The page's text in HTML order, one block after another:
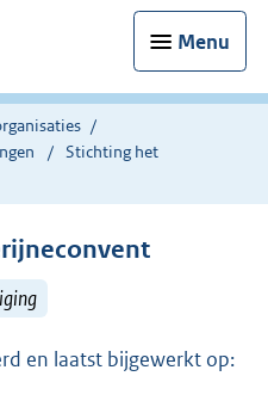
Menu
Stichting het
en laatst bijgewerkt op: